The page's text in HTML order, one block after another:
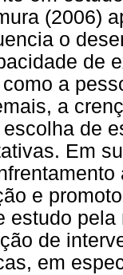
(2006)
o
de
a
a
de
Em
e
estudo
de
em